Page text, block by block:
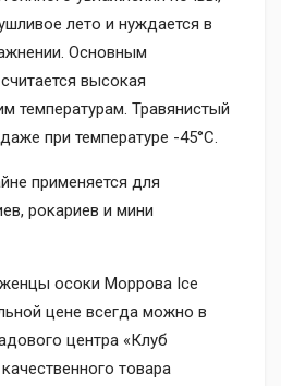
лето и нуждается в
Основным
высокая
температурам. Травянистый
при температуре -45°С.
применяется для
рокариев и мини
осоки Моррова Ice
цене всегда можно в
центра «Клуб
товара